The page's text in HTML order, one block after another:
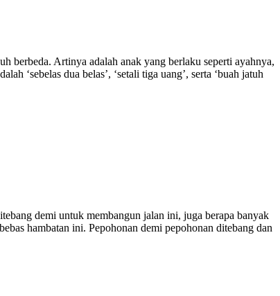
berbeda. Artinya adalah anak yang berlaku seperti ayahnya,
‘sebelas dua belas’, ‘setali tiga uang’, serta ‘buah jatuh
demi untuk membangun jalan ini, juga berapa banyak
hambatan ini. Pepohonan demi pepohonan ditebang dan